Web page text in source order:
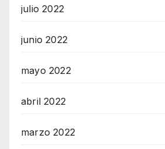
julio 2022
junio 2022
mayo 2022
abril 2022
marzo 2022